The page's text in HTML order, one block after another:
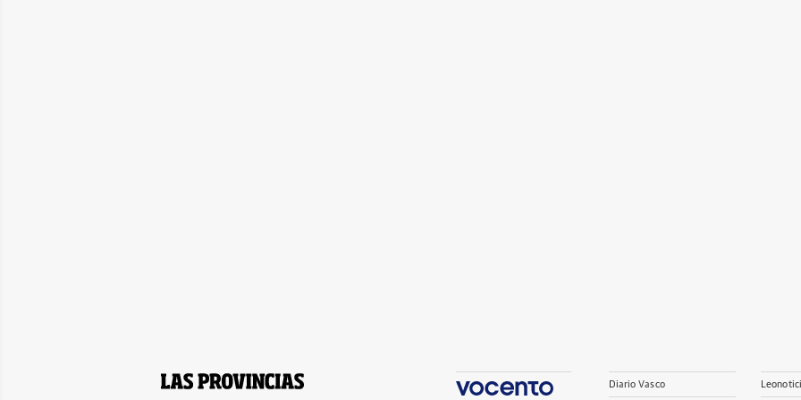
Diario Vasco